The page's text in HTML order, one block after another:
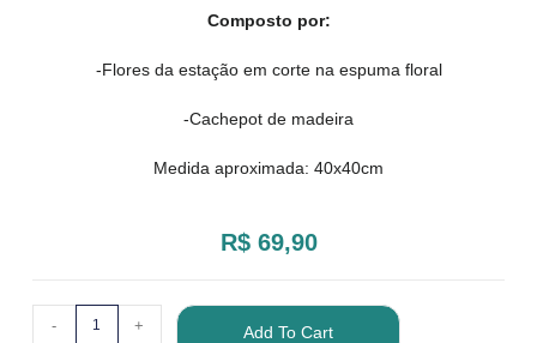
Composto por:
-Flores da estação em corte na espuma floral
-Cachepot de madeira
Medida aproximada: 40x40cm
R$69,90
- + Add To Cart